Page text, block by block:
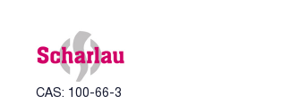
CAS: 100-66-3